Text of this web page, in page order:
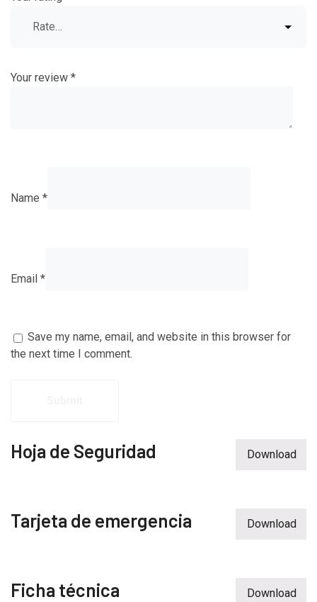
Your review *
Name *
Email *
Save my name, email, and website in this browser for
the next time I comment.
Hoja de Seguridad Download
Tarjeta de emergencia Download
Ficha técnica Download